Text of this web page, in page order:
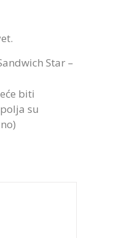
Star –
biti
su